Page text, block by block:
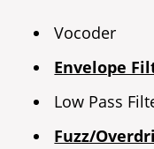
Vocoder
Envelope
Low Pass
Fuzz/